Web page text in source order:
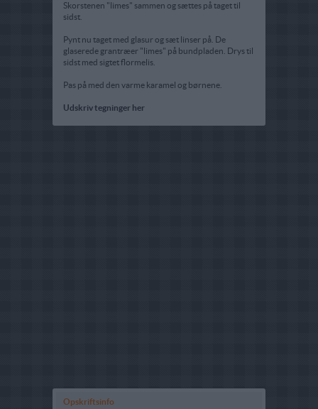
Skorstenen "limes" sammen og sættes på taget til
sidst.
Pynt nu taget med glasur og sæt linser på. De
glaserede grantræer "limes" på bundpladen. Drys til
sidst med sigtet flormelis.
Pas på med den varme karamel og børnene.
Udskriv tegninger her
Opskriftsinfo